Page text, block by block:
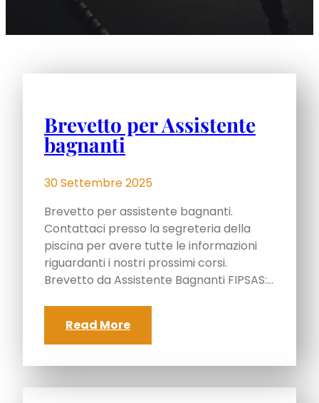
Brevetto per Assistente
bagnanti
30 Settembre 2025
Brevetto per assistente bagnanti.
Contattaci presso la segreteria della
piscina per avere tutte le informazioni
riguardanti i nostri prossimi corsi.
Brevetto da Assistente Bagnanti FIPSAS:…
Read More